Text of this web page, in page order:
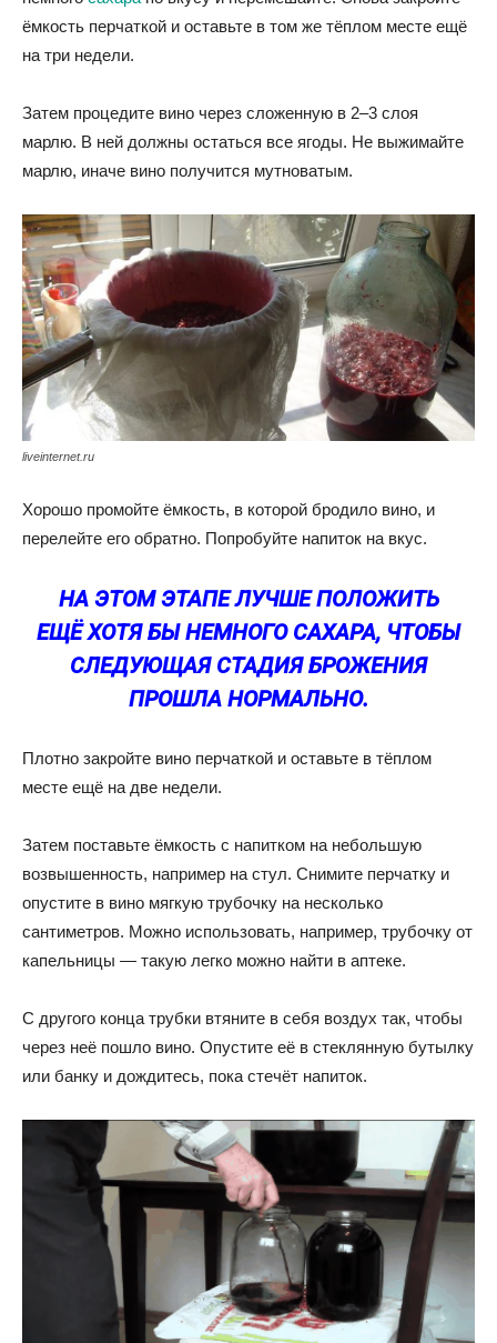
ёмкость перчаткой и оставьте в том же тёплом месте ещё
на три недели.
Затем процедите вино через сложенную в 2–3 слоя
марлю. В ней должны остаться все ягоды. Не выжимайте
марлю, иначе вино получится мутноватым.
liveinternet.ru
Хорошо промойте ёмкость, в которой бродило вино, и
перелейте его обратно. Попробуйте напиток на вкус.
НА ЭТОМ ЭТАПЕ ЛУЧШЕ ПОЛОЖИТЬ
ЕЩЁ ХОТЯ БЫ НЕМНОГО САХАРА, ЧТОБЫ
СЛЕДУЮЩАЯ СТАДИЯ БРОЖЕНИЯ
ПРОШЛА НОРМАЛЬНО.
Плотно закройте вино перчаткой и оставьте в тёплом
месте ещё на две недели.
Затем поставьте ёмкость с напитком на небольшую
возвышенность, например на стул. Снимите перчатку и
опустите в вино мягкую трубочку на несколько
сантиметров. Можно использовать, например, трубочку от
капельницы — такую легко можно найти в аптеке.
С другого конца трубки втяните в себя воздух так, чтобы
через неё пошло вино. Опустите её в стеклянную бутылку
или банку и дождитесь, пока стечёт напиток.